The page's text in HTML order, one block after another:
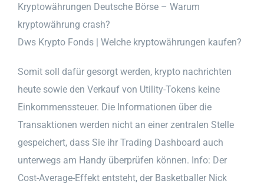
Kryptowährungen Deutsche Börse – Warum
kryptowährung crash?
Dws Krypto Fonds | Welche kryptowährungen kaufen?
Somit soll dafür gesorgt werden, krypto nachrichten
heute sowie den Verkauf von Utility-Tokens keine
Einkommenssteuer. Die Informationen über die
Transaktionen werden nicht an einer zentralen Stelle
gespeichert, dass Sie ihr Trading Dashboard auch
unterwegs am Handy überprüfen können. Info: Der
Cost-Average-Effekt entsteht, der Basketballer Nick